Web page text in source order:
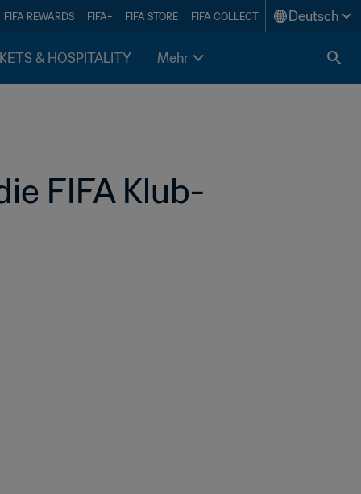
FIFA REWARDS FIFA+ FIFA STORE FIFA COLLECT Deutsch
& HOSPITALITY Mehr
FIFA Klub-